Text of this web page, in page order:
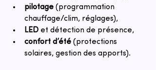
pilotage (programmation
chauffage/clim, réglages),
LED et détection de présence,
confort d’été (protections
solaires, gestion des apports).